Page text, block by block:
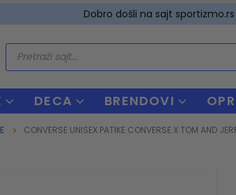
Dobro došli na sajt sportizmo.rs
Products
search
DECA BRENDOVI
CONVERSE UNISEX PATIKE CONVERSE X TOM AND